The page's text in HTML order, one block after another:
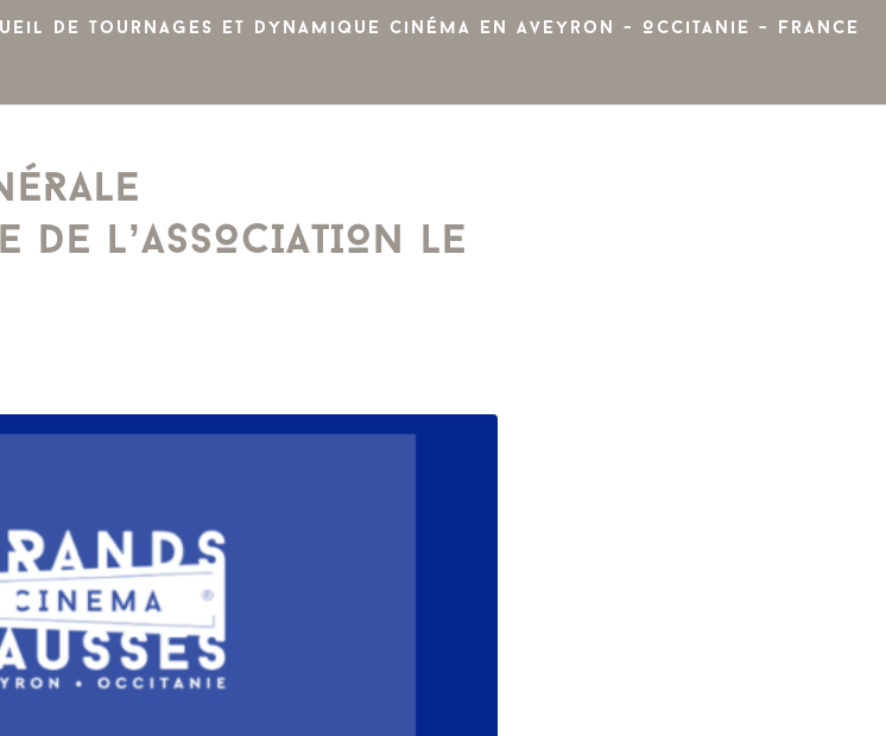
de tournages et dynamique cinéma en Aveyron - Occitanie - France
DE L’ASSOCIATION LE